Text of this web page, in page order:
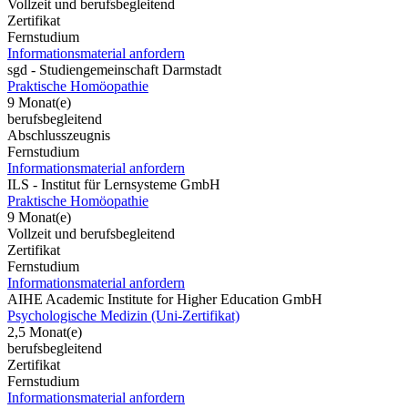
Vollzeit und berufsbegleitend
Zertifikat
Fernstudium
Informationsmaterial anfordern
sgd - Studiengemeinschaft Darmstadt
Praktische Homöopathie
9 Monat(e)
berufsbegleitend
Abschlusszeugnis
Fernstudium
Informationsmaterial anfordern
ILS - Institut für Lernsysteme GmbH
Praktische Homöopathie
9 Monat(e)
Vollzeit und berufsbegleitend
Zertifikat
Fernstudium
Informationsmaterial anfordern
AIHE Academic Institute for Higher Education GmbH
Psychologische Medizin (Uni-Zertifikat)
2,5 Monat(e)
berufsbegleitend
Zertifikat
Fernstudium
Informationsmaterial anfordern